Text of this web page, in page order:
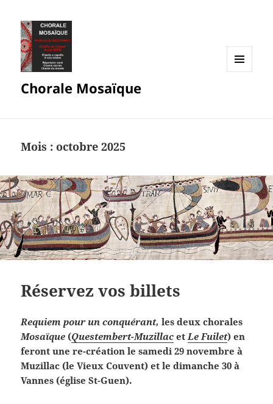
Chorale Mosaïque
Mois :octobre 2025
Réservez vos billets
Requiem pour un conquérant, les deux chorales
Mosaïque (Questembert-Muzillac etLe Fuilet) en
feront une re-création le samedi 29 novembre à
Muzillac (le Vieux Couvent) et le dimanche 30 à
Vannes (église St-Guen).